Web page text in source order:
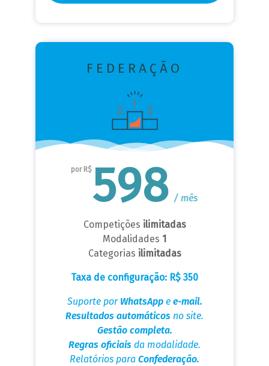
FEDERAÇÃO
por R$598 / mês
Competições ilimitadas
Modalidades 1
Categorias ilimitadas
Taxa de configuração: R$ 350
Suporte por WhatsAppe e-mail.
Resultados automáticos no site.
Gestão completa.
Regras oficiais da modalidade.
Relatórios para Confederação.